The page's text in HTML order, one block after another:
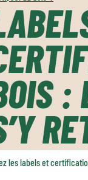
:
les labels et